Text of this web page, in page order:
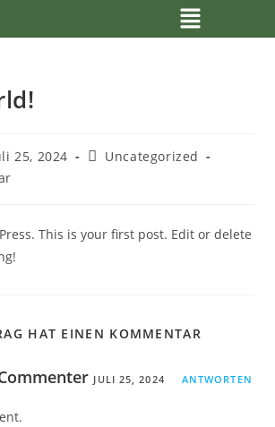
25, 2024
Uncategorized
This is your first post. Edit or delete
HAT EINEN KOMMENTAR
JULI 25, 2024 ANTWORTEN